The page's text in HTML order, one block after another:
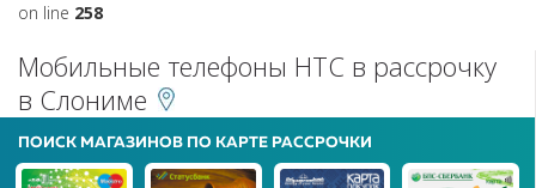
on line 258
Мобильные телефоны HTC в рассрочку
в Слониме
ПОИСК МАГАЗИНОВ ПО КАРТЕ РАССРОЧКИ